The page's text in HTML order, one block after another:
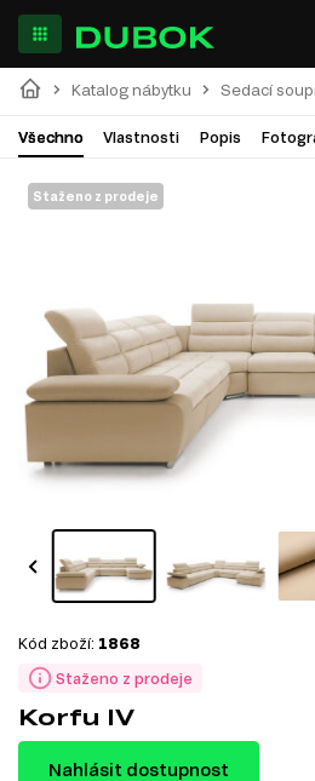
Katalog nábytku Sedací
Všechno Vlastnosti Popis
Staženo z prodeje
Staženo z prodeje
Kód zboží: 1868
Korfu IV
Nahlásit dostupnost